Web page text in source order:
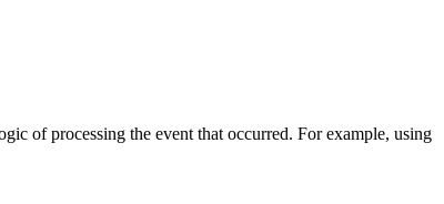
of processing the event that occurred. For example, using